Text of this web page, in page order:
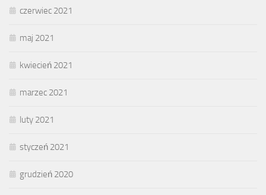
czerwiec 2021
maj 2021
kwiecień 2021
marzec 2021
luty 2021
styczeń 2021
grudzień 2020